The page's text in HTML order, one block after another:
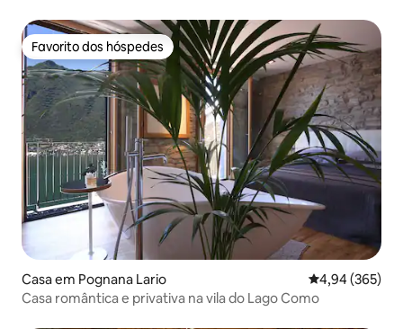
Favorito dos hóspedes
Favorito dos hóspedes
Casa em Pognana Lario Classificação
4,94 (365)
Casa romântica e privativa na vila do Lago Como